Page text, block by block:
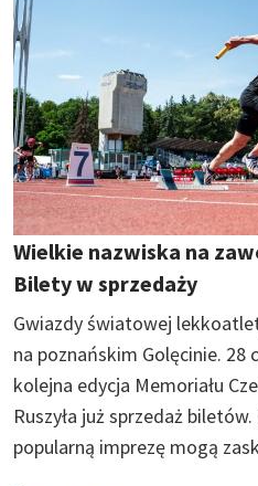
Wielkie nazwiska na
Bilety w sprzedaży
Gwiazdy światowej
na poznańskim Golęcinie. 28
kolejna edycja Memoriału
Ruszyła już sprzedaż
popularną imprezę mogą